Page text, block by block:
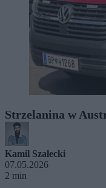
Strzelanina w
Kamil Szałecki
07.05.2026
2 min